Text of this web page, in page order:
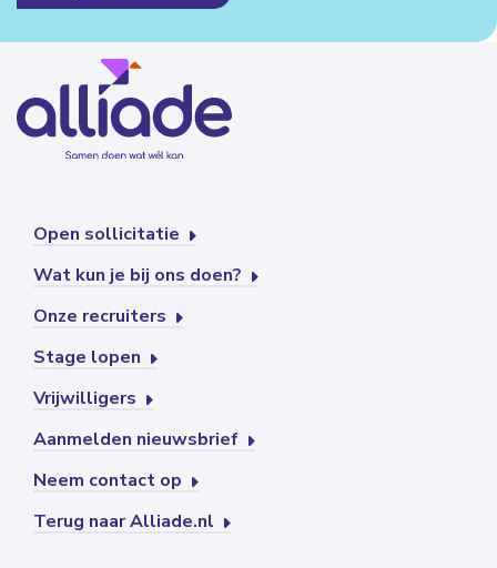
Open sollicitatie
Wat kun je bij ons doen?
Onze recruiters
Stage lopen
Vrijwilligers
Aanmelden nieuwsbrief
Neem contact op
Terug naar Alliade.nl